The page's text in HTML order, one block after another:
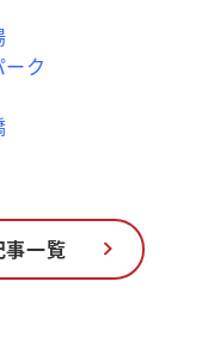
ク
事一覧